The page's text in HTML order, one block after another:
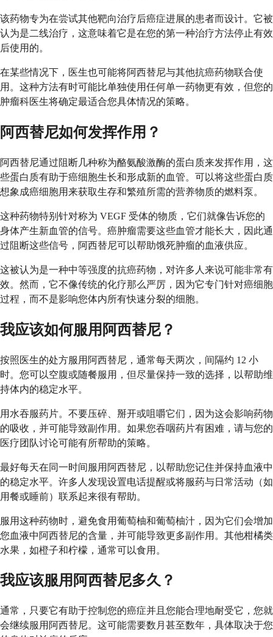
该药物专为在尝试其他靶向治疗后癌症进展的患者而设计。它被
认为是二线治疗，这意味着它是在您的第一种治疗方法停止有效
后使用的。
在某些情况下，医生也可能将阿西替尼与其他抗癌药物联合使
用。这种方法有时可能比单独使用任何单一药物更有效，但您的
肿瘤科医生将确定最适合您具体情况的策略。
阿西替尼如何发挥作用？
阿西替尼通过阻断几种称为酪氨酸激酶的蛋白质来发挥作用，这
些蛋白质有助于癌细胞生长和形成新的血管。可以将这些蛋白质
想象成癌细胞用来获取生存和繁殖所需的营养物质的燃料泵。
这种药物特别针对称为 VEGF 受体的物质，它们就像告诉您的
身体产生新血管的信号。癌肿瘤需要这些血管才能长大，因此通
过阻断这些信号，阿西替尼可以帮助饿死肿瘤的血液供应。
这被认为是一种中等强度的抗癌药物，对许多人来说可能非常有
效。然而，它不像传统的化疗那么严厉，因为它专门针对癌细胞
过程，而不是影响您体内所有快速分裂的细胞。
我应该如何服用阿西替尼？
按照医生的处方服用阿西替尼，通常每天两次，间隔约 12 小
时。您可以空腹或随餐服用，但尽量保持一致的选择，以帮助维
持体内的稳定水平。
用水吞服药片。不要压碎、掰开或咀嚼它们，因为这会影响药物
的吸收，并可能导致副作用。如果您吞咽药片有困难，请与您的
医疗团队讨论可能有所帮助的策略。
最好每天在同一时间服用阿西替尼，以帮助您记住并保持血液中
的稳定水平。许多人发现设置电话提醒或将服药与日常活动（如
用餐或睡前）联系起来很有帮助。
服用这种药物时，避免食用葡萄柚和葡萄柚汁，因为它们会增加
您血液中阿西替尼的含量，并可能导致更多副作用。其他柑橘类
水果，如橙子和柠檬，通常可以食用。
我应该服用阿西替尼多久？
通常，只要它有助于控制您的癌症并且您能合理地耐受它，您就
会继续服用阿西替尼。这可能需要数月甚至数年，具体取决于您